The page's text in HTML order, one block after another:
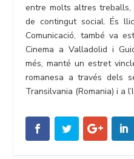
entre molts altres
de contingut social. És
Comunicació, també va
Cinema a Valladolid i
més, manté un estret
romanesa a través dels
Transilvania (Romania) i a